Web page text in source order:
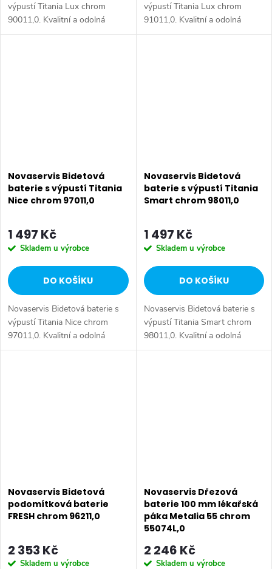
výpustí Titania Lux chrom
90011,0. Kvalitní a odolná
keramická EKO kartuše KEROX
výpustí Titania Lux chrom
91011,0. Kvalitní a odolná
keramická kartuše 40 mm s
Novaservis Bidetová
baterie s výpustí Titania
Nice chrom 97011,0
1 497 Kč
Skladem u výrobce
DO KOŠÍKU
Novaservis Bidetová baterie s
výpustí Titania Nice chrom
97011,0. Kvalitní a odolná
keramická kartuše 35 mm s
Novaservis Bidetová
baterie s výpustí Titania
Smart chrom 98011,0
1 497 Kč
Skladem u výrobce
DO KOŠÍKU
Novaservis Bidetová baterie s
výpustí Titania Smart chrom
98011,0. Kvalitní a odolná
keramická kartuše 35 mm s
Novaservis Bidetová
podomítková baterie
FRESH chrom 96211,0
2 353 Kč
Skladem u výrobce
Novaservis Dřezová
baterie 100 mm lékařská
páka Metalia 55 chrom
55074L,0
2 246 Kč
Skladem u výrobce